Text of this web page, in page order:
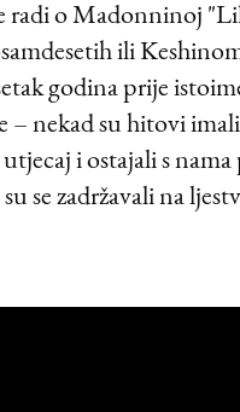
radi o Madonninoj
ili
godina prije
– nekad su hitovi
i ostajali s nama
se zadržavali na